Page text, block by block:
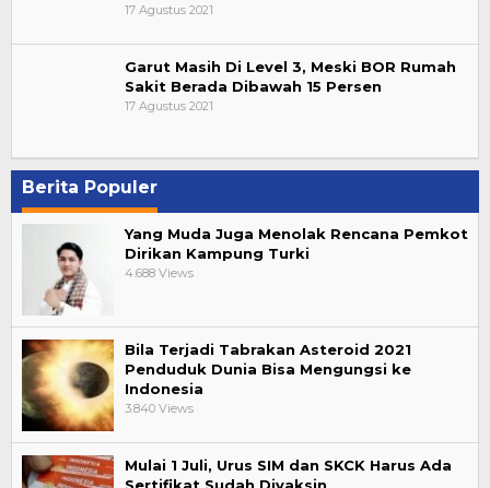
17 Agustus 2021
Garut Masih Di Level 3, Meski BOR Rumah
Sakit Berada Dibawah 15 Persen
17 Agustus 2021
Berita Populer
Yang Muda Juga Menolak Rencana Pemkot
Dirikan Kampung Turki
4.688 Views
Bila Terjadi Tabrakan Asteroid 2021
Penduduk Dunia Bisa Mengungsi ke
Indonesia
3.840 Views
Mulai 1 Juli, Urus SIM dan SKCK Harus Ada
Sertifikat Sudah Divaksin